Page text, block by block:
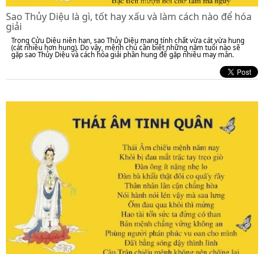
Sao Thủy Diệu là gì, tốt hay xấu và làm cách nào để hóa
giải
Trong Cửu Diệu niên hạn, sao Thủy Diệu mang tính chất vừa cát vừa hung
(cát nhiều hơn hung). Do vậy, mệnh chủ cần biết những năm tuổi nào sẽ
gặp sao Thủy Diệu và cách hóa giải phần hung để gặp nhiều may mắn.